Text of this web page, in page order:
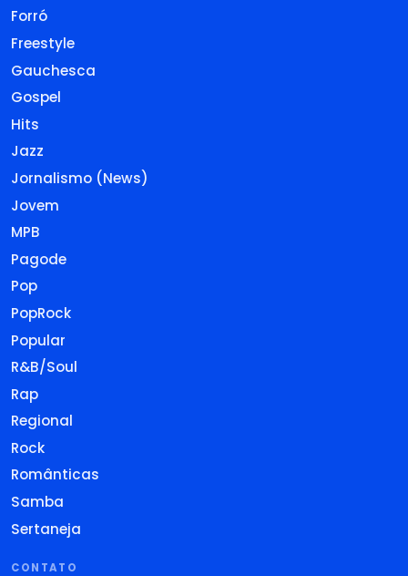
Forró
Freestyle
Gauchesca
Gospel
Hits
Jazz
Jornalismo (News)
Jovem
MPB
Pagode
Pop
PopRock
Popular
R&B/Soul
Rap
Regional
Rock
Românticas
Samba
Sertaneja
CONTATO